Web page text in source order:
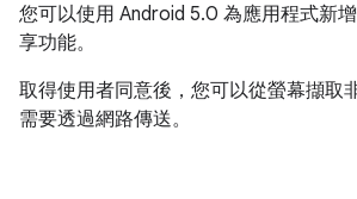
您可以使用 Android 5.0 為應用程式新
享功能。
取得使用者同意後，您可以從螢幕擷取
需要透過網路傳送。